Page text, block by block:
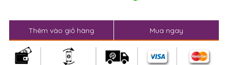
Thêm vào giỏ hàng Mua ngay